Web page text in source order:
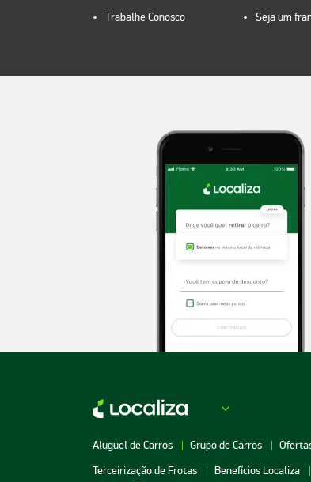
Trabalhe Conosco Seja um
Aluguel de Carros Grupo de Carros
Terceirização de Frotas
Benefícios Localiza